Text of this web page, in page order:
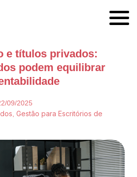
e títulos privados:
podem equilibrar
09/2025
Gestão para Escritórios de